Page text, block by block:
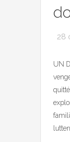
28
UN